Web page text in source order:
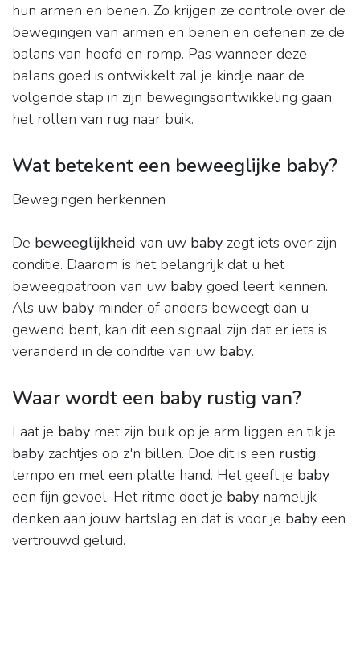
hun armen en benen. Zo krijgen ze controle over de
bewegingen van armen en benen en oefenen ze de
balans van hoofd en romp. Pas wanneer deze
balans goed is ontwikkelt zal je kindje naar de
volgende stap in zijn bewegingsontwikkeling gaan,
het rollen van rug naar buik.
Wat betekent een beweeglijke baby?
Bewegingen herkennen
De beweeglijkheid van uw baby zegt iets over zijn
conditie. Daarom is het belangrijk dat u het
beweegpatroon van uw baby goed leert kennen.
Als uw baby minder of anders beweegt dan u
gewend bent, kan dit een signaal zijn dat er iets is
veranderd in de conditie van uw baby.
Waar wordt een baby rustig van?
Laat je baby met zijn buik op je arm liggen en tik je
baby zachtjes op z'n billen. Doe dit is een rustig
tempo en met een platte hand. Het geeft je baby
een fijn gevoel. Het ritme doet je baby namelijk
denken aan jouw hartslag en dat is voor je baby een
vertrouwd geluid.